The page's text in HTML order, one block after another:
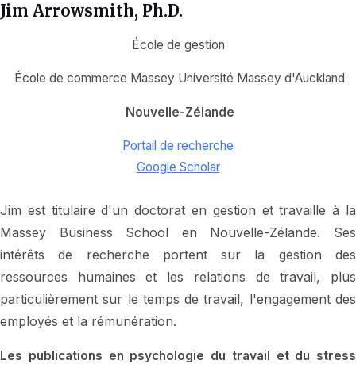
Jim Arrowsmith, Ph.D.
École de gestion
École de commerce Massey Université Massey d'Auckland
Nouvelle-Zélande
Portail de recherche
Google Scholar
Jim est titulaire d'un doctorat en gestion et travaille à la
Massey Business School en Nouvelle-Zélande. Ses
intérêts de recherche portent sur la gestion des
ressources humaines et les relations de travail, plus
particulièrement sur le temps de travail, l'engagement des
employés et la rémunération.
Les publications en psychologie du travail et du stress